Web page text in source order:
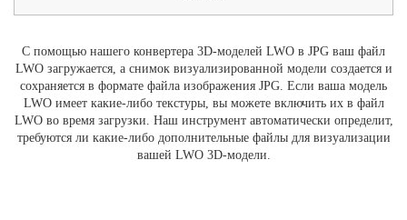
С помощью нашего конвертера 3D-моделей LWO в JPG ваш файл
LWO загружается, а снимок визуализированной модели создается и
сохраняется в формате файла изображения JPG. Если ваша модель
LWO имеет какие-либо текстуры, вы можете включить их в файл
LWO во время загрузки. Наш инструмент автоматически определит,
требуются ли какие-либо дополнительные файлы для визуализации
вашей LWO 3D-модели.